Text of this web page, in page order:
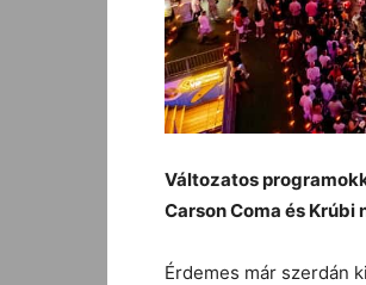
Változatos
Carson Coma és
Érdemes már szerdán